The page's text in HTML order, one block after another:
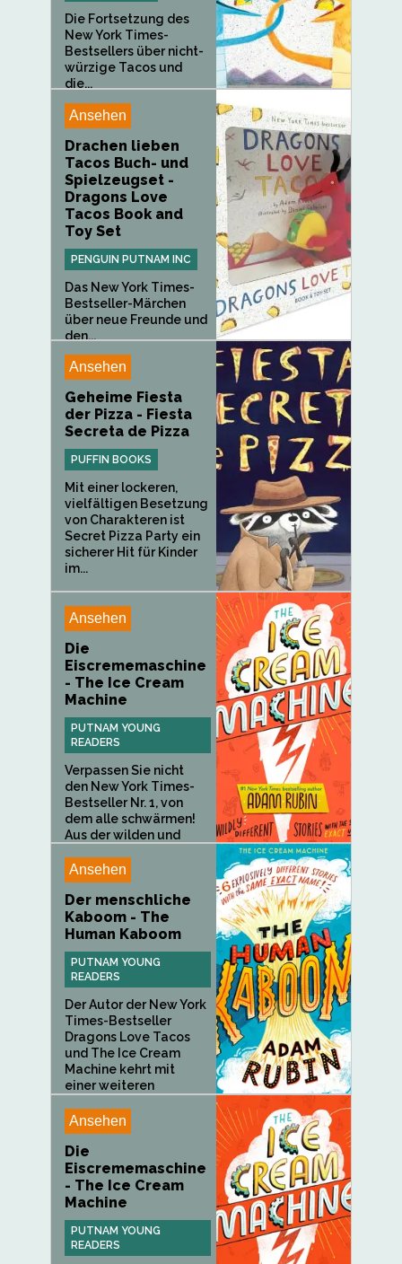
Die Fortsetzung des
New York Times-
Bestsellers über nicht-
würzige Tacos und
die...
Ansehen
Drachen lieben
Tacos Buch- und
Spielzeugset -
Dragons Love
Tacos Book and
Toy Set
PENGUIN PUTNAM INC
Das New York Times-
Bestseller-Märchen
über neue Freunde und
den...
Ansehen
Geheime Fiesta
der Pizza - Fiesta
Secreta de Pizza
PUFFIN BOOKS
Mit einer lockeren,
vielfältigen Besetzung
von Charakteren ist
Secret Pizza Party ein
sicherer Hit für Kinder
im...
Ansehen
Die
Eiscrememaschine
- The Ice Cream
Machine
PUTNAM YOUNG
READERS
Verpassen Sie nicht
den New York Times-
Bestseller Nr. 1, von
dem alle schwärmen!
Aus der wilden und
Fantasie...
Ansehen
Der menschliche
Kaboom - The
Human Kaboom
PUTNAM YOUNG
READERS
Der Autor der New York
Times-Bestseller
Dragons Love Tacos
und The Ice Cream
Machine kehrt mit
einer weiteren
Ansehen
Die
Eiscrememaschine
- The Ice Cream
Machine
PUTNAM YOUNG
READERS